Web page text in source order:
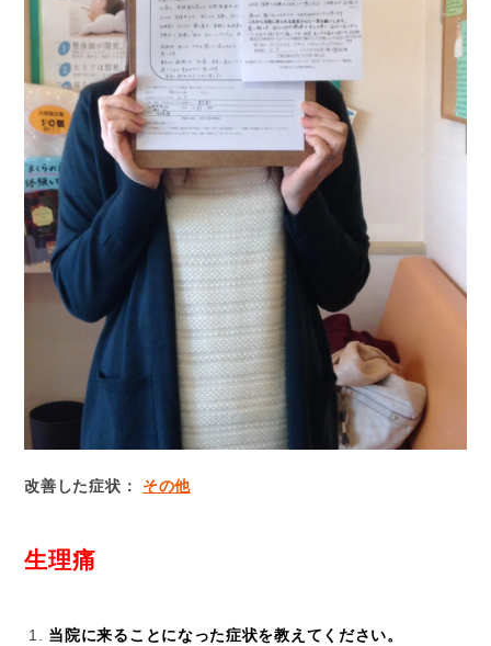
改善した症状： その他
生理痛
当院に来ることになった症状を教えてください。